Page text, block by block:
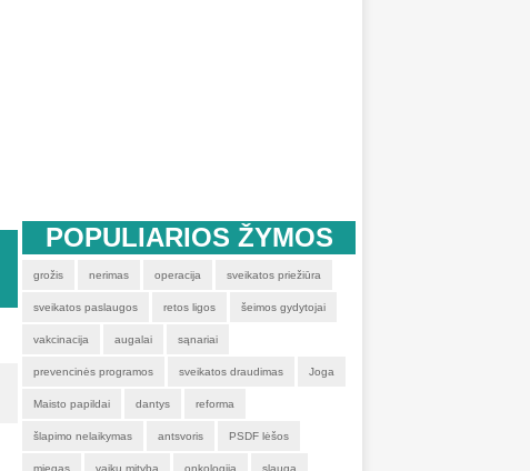
POPULIARIOS ŽYMOS
grožis nerimas operacija sveikatos priežiūra
sveikatos paslaugos retos ligos šeimos gydytojai
vakcinacija augalai sąnariai
prevencinės programos sveikatos draudimas Joga
Maisto papildai dantys reforma
šlapimo nelaikymas antsvoris PSDF lėšos